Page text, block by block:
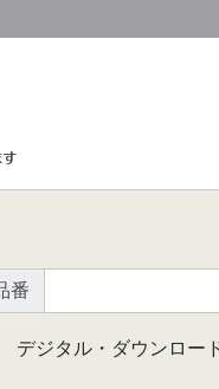
番
デジタル・ダウンロー